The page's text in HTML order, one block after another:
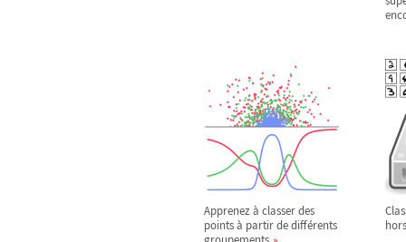
Apprenez à classer des
points à partir de différents